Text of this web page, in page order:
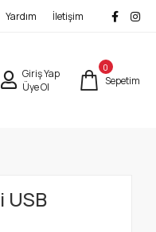
Yardım İletişim
Giriş Yap
Üye Ol
0
Sepetim
USB